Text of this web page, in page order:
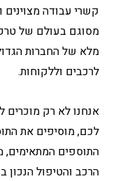
קשרי עבודה
מסוגם בעולם של
מלא של החברות
לרכבים וללקוחות.
אנחנו לא רק
לכם, מוסיפים את
התוספים
הרכב והטיפול הנכון